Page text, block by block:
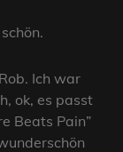
Ich war
ok, es passt
Beats Pain”